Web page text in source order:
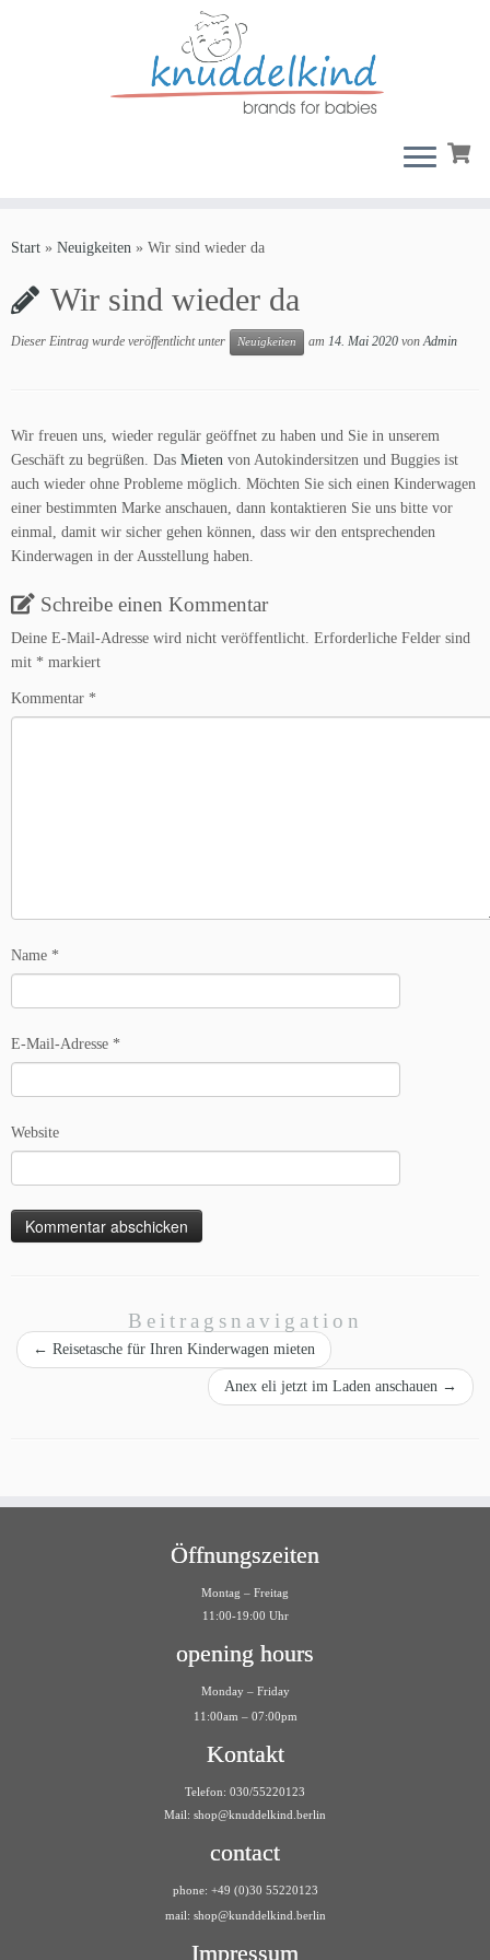
Inhalt
Start » Neuigkeiten » Wir sind wieder da
Wir sind wieder da
Dieser Eintrag wurde veröffentlicht unter Neuigkeiten am 14. Mai 2020 von Admin
Wir freuen uns, wieder regulär geöffnet zu haben und Sie in unserem
Geschäft zu begrüßen. Das Mieten von Autokindersitzen und Buggies ist
auch wieder ohne Probleme möglich. Möchten Sie sich einen Kinderwagen
einer bestimmten Marke anschauen, dann kontaktieren Sie uns bitte vor
einmal, damit wir sicher gehen können, dass wir den entsprechenden
Kinderwagen in der Ausstellung haben.
Schreibe einen Kommentar
Deine E-Mail-Adresse wird nicht veröffentlicht. Erforderliche Felder sind
mit * markiert
Kommentar *
Name *
E-Mail-Adresse *
Website
Beitragsnavigation
← Reisetasche für Ihren Kinderwagen mieten
Anex eli jetzt im Laden anschauen →
Öffnungszeiten
Montag – Freitag
11:00-19:00 Uhr
opening hours
Monday – Friday
11:00am – 07:00pm
Kontakt
Telefon: 030/55220123
Mail: shop@knuddelkind.berlin
contact
phone: +49 (0)30 55220123
mail: shop@kunddelkind.berlin
Impressum